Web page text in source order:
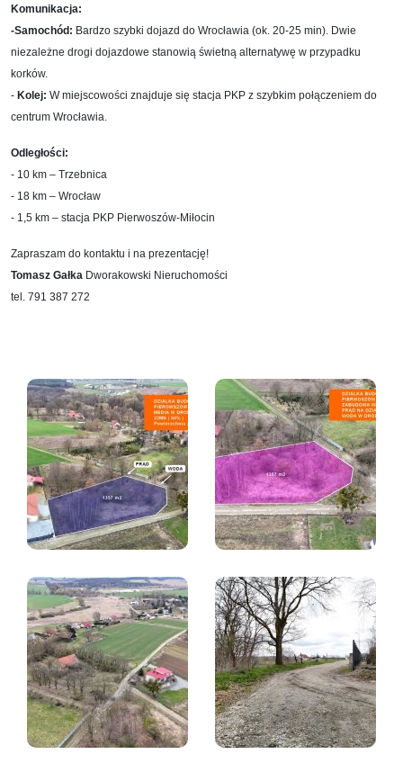
Komunikacja:
-Samochód: Bardzo szybki dojazd do Wrocławia (ok. 20-25 min). Dwie
niezależne drogi dojazdowe stanowią świetną alternatywę w przypadku
korków.
- Kolej: W miejscowości znajduje się stacja PKP z szybkim połączeniem do
centrum Wrocławia.
Odległości:
- 10 km – Trzebnica
- 18 km – Wrocław
- 1,5 km – stacja PKP Pierwoszów-Miłocin
Zapraszam do kontaktu i na prezentację!
Tomasz Gałka Dworakowski Nieruchomości
tel. 791 387 272